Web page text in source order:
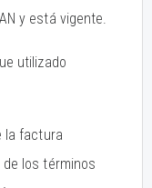
y está vigente.
utilizado
la factura
los términos